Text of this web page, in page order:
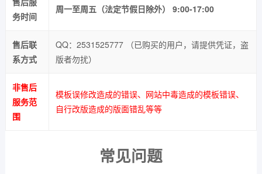
务时间
周一至周五（法定节假日除外） 9:00-17:00
售后联
系方式
QQ：2531525777 （已购买的用户，请提供凭证，盗
版者勿扰）
非售后
服务范
围
模板误修改造成的错误、网站中毒造成的模板错误、
自行改版造成的版面错乱等等
常见问题